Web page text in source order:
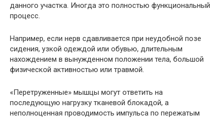
данного участка. Иногда это полностью функциональный
процесс.
Например, если нерв сдавливается при неудобной позе
сидения, узкой одеждой или обувью, длительным
нахождением в вынужденном положении тела, большой
физической активностью или травмой.
«Перетруженные» мышцы могут ответить на
последующую нагрузку тканевой блокадой, а
неполноценная проводимость импульса по пережатым